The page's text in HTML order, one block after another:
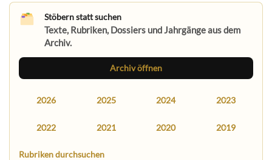
Stöbern statt suchen
Texte, Rubriken, Dossiers und Jahrgänge aus dem
Archiv.
Archiv öffnen
2026 2025 2024 2023
2022 2021 2020 2019
Rubriken durchsuchen